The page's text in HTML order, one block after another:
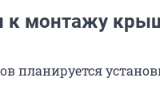
к монтажу
планируется